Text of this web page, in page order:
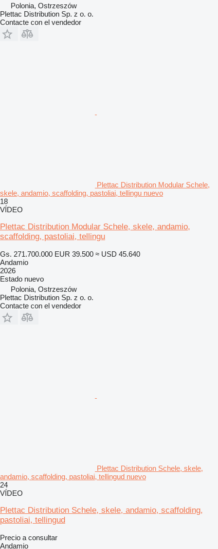
Polonia, Ostrzeszów
Plettac Distribution Sp. z o. o.
Contacte con el vendedor
Plettac Distribution Modular Schele,
skele, andamio, scaffolding, pastoliai, tellingu nuevo
18
VÍDEO
Plettac Distribution Modular Schele, skele, andamio,
scaffolding, pastoliai, tellingu
Gs. 271.700.000 EUR 39.500 ≈ USD 45.640
Andamio
2026
Estado nuevo
Polonia, Ostrzeszów
Plettac Distribution Sp. z o. o.
Contacte con el vendedor
Plettac Distribution Schele, skele,
andamio, scaffolding, pastoliai, tellingud nuevo
24
VÍDEO
Plettac Distribution Schele, skele, andamio, scaffolding,
pastoliai, tellingud
Precio a consultar
Andamio